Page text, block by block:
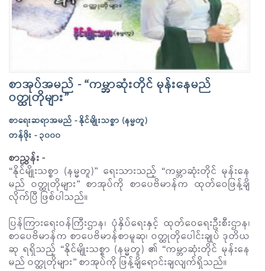
စာအုပ်အမည် - “ကမ္ဘာဆုံးတိုင် မုန်းနေမည်
ဝတ္ထုတိုများ”
စာရေးဆရာအမည် - နိုင်မျိုးသစ္စာ (နမ္မတူ)
တန်ဖိုး - ၃၀၀၀
စာညွှန်း -
“နိုင်မျိုးသစ္စာ (နမ္မတူ)” ရေးသားသည့် “ကမ္ဘာဆုံးတိုင် မုန်းနေ
မည် ဝတ္ထုတိုများ” စာအုပ်ကို စာပေဗိမာန်က ထုတ်ဝေဖြန့်ချိ
လိုက်ပြီ ဖြစ်ပါသည်။
ပြန်ကြားရေးဝန်ကြီးဌာန၊ ပုံနှိပ်ရေးနှင့် ထုတ်ဝေရေးဦးစီးဌာန၊
စာပေဗိမာန်က စာပေဗိမာန်စာမူဆု၊ ဝတ္ထုတိုပေါင်းချုပ် ဒုတိယ
ဆု ရရှိသည့် “နိုင်မျိုးသစ္စာ (နမ္မတူ) ၏ “ကမ္ဘာဆုံးတိုင် မုန်းနေ
မည် ဝတ္ထုတိုများ” စာအုပ်ကို ဖြန့်ချိရောင်းချလျက်ရှိသည်။